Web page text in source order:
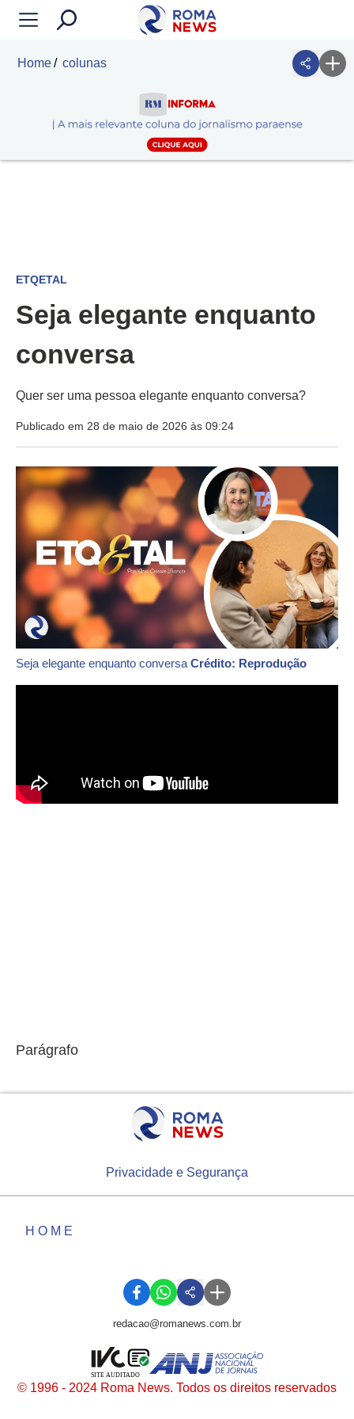
Home colunas
ETQETAL
Seja elegante enquanto
conversa
Quer ser uma pessoa elegante enquanto conversa?
Publicado em 28 de maio de 2026 às 09:24
Seja elegante enquanto conversa Crédito: Reprodução
Parágrafo
Privacidade e Segurança
HOME
redacao@romanews.com.br
© 1996 - 2024 Roma News. Todos os direitos reservados
SITE AUDITADO